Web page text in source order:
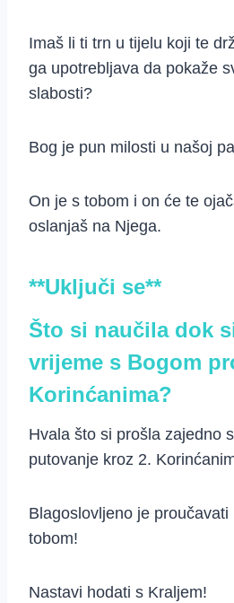
Imaš li ti trn u tijelu koji te
ga upotrebljava da pokaže
slabosti?
Bog je pun milosti u našoj
On je s tobom i on će te
oslanjaš na Njega.
**Uključi se**
Što si naučila dok
vrijeme s Bogom
Korinćanima?
Hvala što si prošla zajedno
putovanje kroz 2.
Blagoslovljeno je
tobom!
Nastavi hodati s Kraljem!